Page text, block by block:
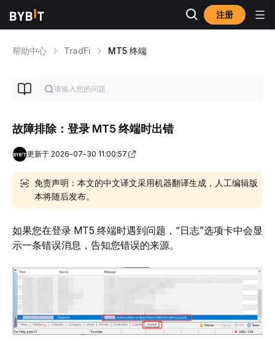
注册
帮助中心 TradFi MT5 终端
故障排除：登录 MT5 终端时出错
更新于 2026-07-30 11:00:57
免责声明：本文的中文译文采用机器翻译生成，人工编辑版
本将随后发布。
如果您在登录 MT5 终端时遇到问题，“日志”选项卡中会显
示一条错误消息，告知您错误的来源。